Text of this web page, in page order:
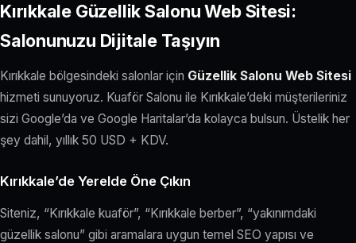
Kırıkkale Güzellik Salonu Web Sitesi:
Salonunuzu Dijitale Taşıyın
Kırıkkale bölgesindeki salonlar için Güzellik Salonu Web Sitesi
hizmeti sunuyoruz. Kuaför Salonu ile Kırıkkale’deki müşterileriniz
sizi Google’da ve Google Haritalar’da kolayca bulsun. Üstelik her
şey dahil, yıllık 50 USD + KDV.
Kırıkkale’de Yerelde Öne Çıkın
Siteniz, “Kırıkkale kuaför”, “Kırıkkale berber”, “yakınımdaki
güzellik salonu” gibi aramalara uygun temel SEO yapısı ve